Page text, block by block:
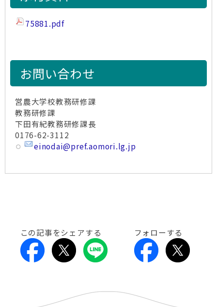
75881.pdf
お問い合わせ
営農大学校教務研修課
教務研修課
下田有紀教務研修課長
0176-62-3112
einodai@pref.aomori.lg.jp
この記事をシェアする フォローする